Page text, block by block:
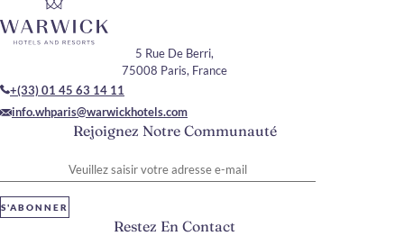
Rejoignez Notre Communauté
S'ABONNER
5 Rue De Berri,
75008 Paris, France
+(33) 01 45 63 14 11
info.whparis@warwickhotels.com
Restez En Contact